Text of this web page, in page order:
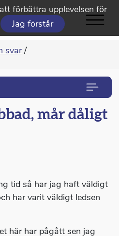
förbättra upplevelsen för
Jag förstår
svar /
mår dåligt
tid så har jag haft väldigt
har varit väldigt ledsen
här har pågått sen jag